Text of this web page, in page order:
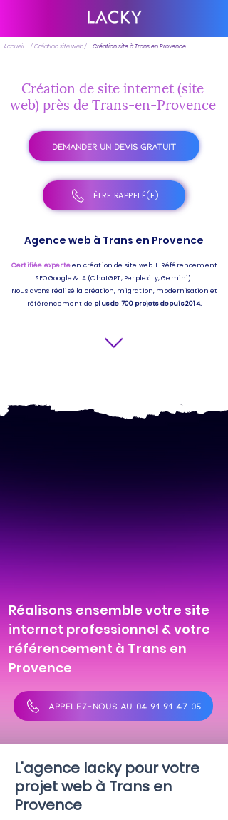
Accueil / Création site web / Création site à Trans en Provence
Création de site internet (site
web) près de Trans-en-Provence
DEMANDER UN DEVIS GRATUIT
ÊTRE RAPPELÉ(E)
Agence web à Trans en Provence
Certifiée experteen création de site web + Référencement
SEO Google & IA (ChatGPT, Perplexity, Gemini).
Nous avons réalisé la création, migration, modernisation et
référencement de plus de 700 projets depuis 2014.
Réalisons ensemble votre site
internet professionnel & votre
référencement à Trans en
Provence
APPELEZ-NOUS AU 04 91 91 47 05
L'agence lacky pour votre
projet web à Trans en
Provence